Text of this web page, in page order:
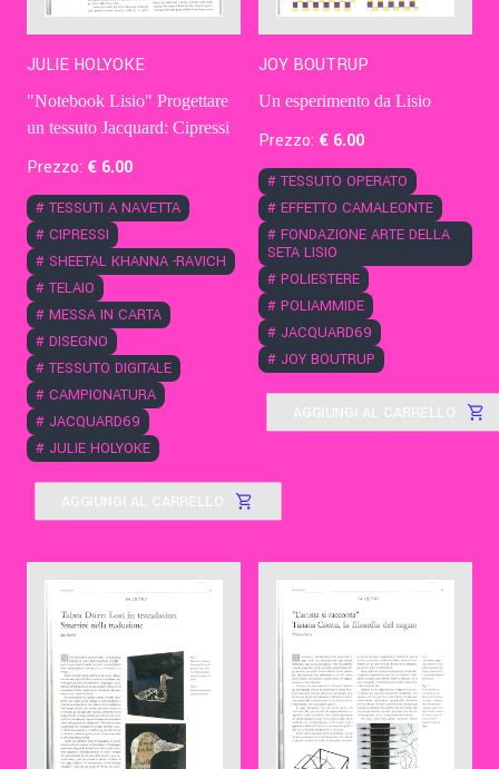
JULIE HOLYOKE
"Notebook Lisio" Progettare
un tessuto Jacquard: Cipressi
Prezzo: € 6.00
# TESSUTI A NAVETTA
# CIPRESSI
# SHEETAL KHANNA -RAVICH
# TELAIO
# MESSA IN CARTA
# DISEGNO
# TESSUTO DIGITALE
# CAMPIONATURA
# JACQUARD69
# JULIE HOLYOKE
AGGIUNGI AL CARRELLO
JOY BOUTRUP
Un esperimento da Lisio
Prezzo: € 6.00
# TESSUTO OPERATO
# EFFETTO CAMALEONTE
# FONDAZIONE ARTE DELLA
SETA LISIO
# POLIESTERE
# POLIAMMIDE
# JACQUARD69
# JOY BOUTRUP
AGGIUNGI AL CARRELLO